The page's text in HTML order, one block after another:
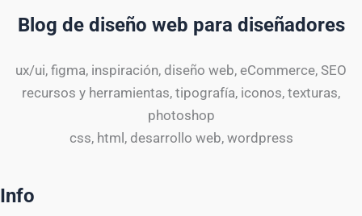
Blog de diseño web para diseñadores
ux/ui, figma, inspiración, diseño web, eCommerce, SEO
recursos y herramientas, tipografía, iconos, texturas,
photoshop
css, html, desarrollo web, wordpress
Info